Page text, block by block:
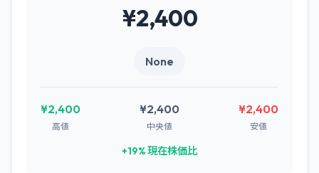
¥2,400
None
¥2,400
高値
¥2,400
中央値
¥2,400
安値
+19% 現在株価比